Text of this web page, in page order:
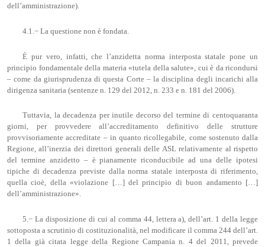
dell’amministrazione).
4.1.− La questione non è fondata.
È pur vero, infatti, che l’anzidetta norma interposta statale pone un
principio fondamentale della materia «tutela della salute», cui è da ricondursi
– come da giurisprudenza di questa Corte – la disciplina degli incarichi alla
dirigenza sanitaria (sentenze n. 129 del 2012, n. 233 e n. 181 del 2006).
Tuttavia, la decadenza per inutile decorso del termine di centoquaranta
giorni, per provvedere all’accreditamento definitivo delle strutture
provvisoriamente accreditate – in quanto ricollegabile, come sostenuto dalla
Regione, all’inerzia dei direttori generali delle ASL relativamente al rispetto
del termine anzidetto – è pianamente riconducibile ad una delle ipotesi
tipiche di decadenza previste dalla norma statale interposta di riferimento,
quella cioè, della «violazione […] del principio di buon andamento […]
dell’amministrazione».
5.− La disposizione di cui al comma 44, lettera a), dell’art. 1 della legge
sottoposta a scrutinio di costituzionalità, nel modificare il comma 244 dell’art.
1 della già citata legge della Regione Campania n. 4 del 2011, prevede